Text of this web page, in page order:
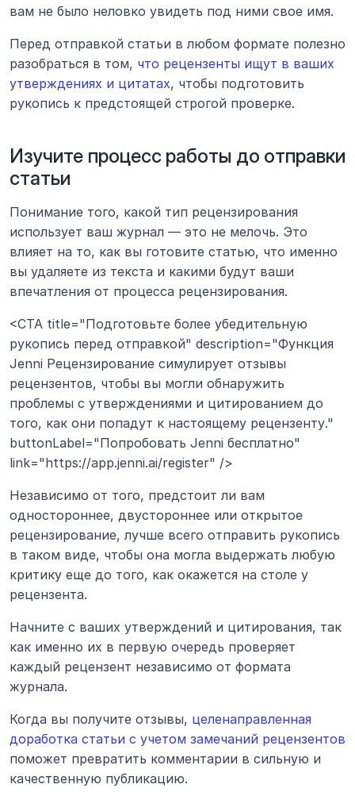
вам не было неловко увидеть под ними свое имя.
Перед отправкой статьи в любом формате полезно
разобраться в том, что рецензенты ищут в ваших
утверждениях и цитатах, чтобы подготовить
рукопись к предстоящей строгой проверке.
Изучите процесс работы до отправки
статьи
Понимание того, какой тип рецензирования
использует ваш журнал — это не мелочь. Это
влияет на то, как вы готовите статью, что именно
вы удаляете из текста и какими будут ваши
впечатления от процесса рецензирования.
<CTA title="Подготовьте более убедительную
рукопись перед отправкой" description="Функция
Jenni Рецензирование симулирует отзывы
рецензентов, чтобы вы могли обнаружить
проблемы с утверждениями и цитированием до
того, как они попадут к настоящему рецензенту."
buttonLabel="Попробовать Jenni бесплатно"
link="https://app.jenni.ai/register" />
Независимо от того, предстоит ли вам
одностороннее, двустороннее или открытое
рецензирование, лучше всего отправить рукопись
в таком виде, чтобы она могла выдержать любую
критику еще до того, как окажется на столе у
рецензента.
Начните с ваших утверждений и цитирования, так
как именно их в первую очередь проверяет
каждый рецензент независимо от формата
журнала.
Когда вы получите отзывы, целенаправленная
доработка статьи с учетом замечаний рецензентов
поможет превратить комментарии в сильную и
качественную публикацию.